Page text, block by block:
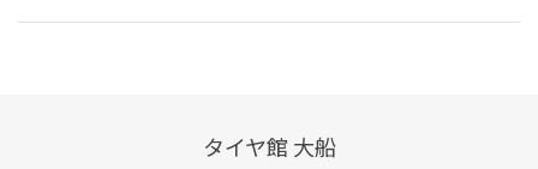
タイヤ館 大船